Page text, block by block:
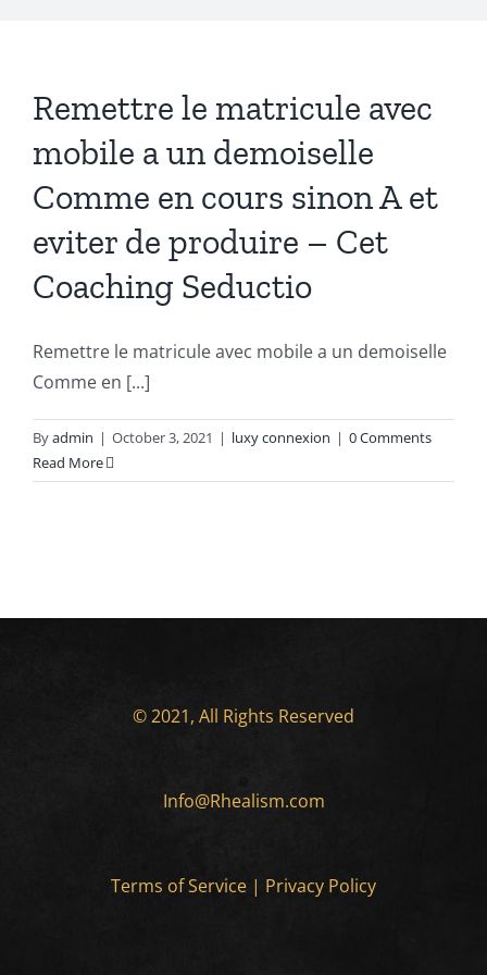
Remettre le matricule avec
mobile a un demoiselle
Comme en cours sinon A et
eviter de produire – Cet
Coaching Seductio
Remettre le matricule avec mobile a un demoiselle
Comme en [...]
Byadmin | October 3, 2021 | luxy connexion | 0 Comments
Read More
© 2021, All Rights Reserved
Info@Rhealism.com
Terms of Service | Privacy Policy